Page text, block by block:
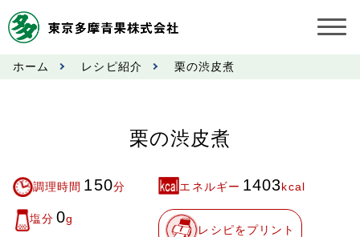
お知らせ
市況情報
ホーム レシピ紹介 栗の渋皮煮
栗の渋皮煮
調理時間 150分 エネルギー 1403kcal
塩分 0g
レシピをプリント